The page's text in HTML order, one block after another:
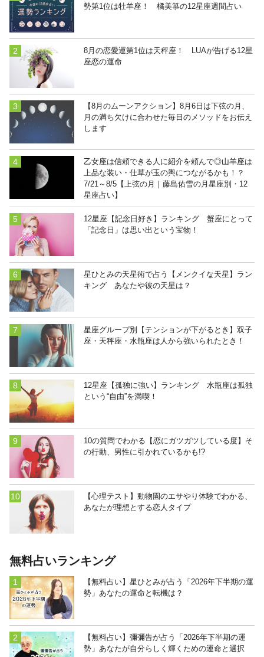
勢第1位は牡羊座！ 橘美箏の12星座週間占い
8月の恋愛運第1位は天秤座！ LUAが告げる12星
座恋の運命
【8月のムーンアクション】8月6日は下弦の月、
月の満ち欠けに合わせた毎日のメソッドをお伝え
します
乙女座は信頼できる人に紹介を頼んで◎山羊座は
上品な装い・仕草が玉の輿につながるかも！？
7/21～8/5【上弦の月｜藤島佑雪の月星座別・12
星座占い】
12星座【記念日好き】ランキング 蟹座にとって
「記念日」は思い出という宝物！
星ひとみの天星術で占う【メンクイな天星】ラン
キング あなたや彼の天星は？
星座グループ別【テンションが下がるとき】双子
座・天秤座・水瓶座は人から強いられたとき！
12星座【孤独に強い】ランキング 水瓶座は孤独
という“自由”を満喫！
10の質問でわかる【恋にガツガツしている度】そ
の行動、男性に引かれているかも!?
【心理テスト】動物園のエサやり体験でわかる、
あなたが理想とする恋人タイプ
無料占いランキング
【無料占い】星ひとみが占う「2026年下半期の運
勢」あなたの運命と転機は？
【無料占い】彌彌告が占う「2026年下半期の運
勢」あなたが自分らしく輝くための運命と選択